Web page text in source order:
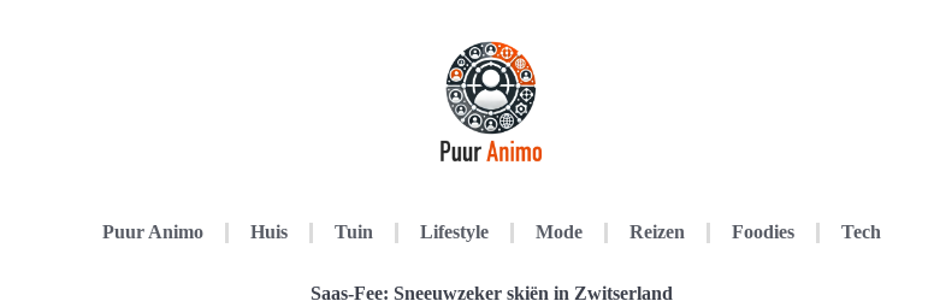
Puur Animo Huis Tuin Lifestyle Mode Reizen Foodies Tech
Saas-Fee: Sneeuwzeker skiën in Zwitserland